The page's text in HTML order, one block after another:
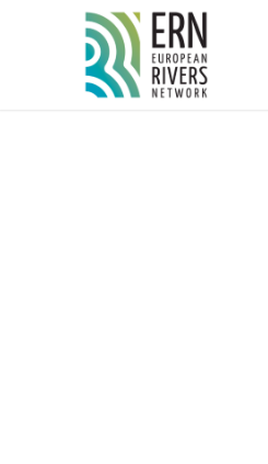
Panneau de gestion des cookies